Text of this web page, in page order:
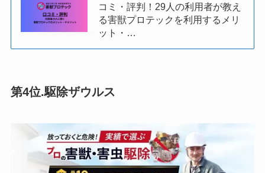
コミ・評判！29人の利用者が教え
る害獣プロテックを利用するメリ
ット・…
第4位.駆除ザウルス